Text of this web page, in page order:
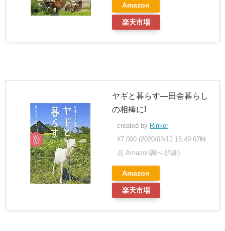
Amazon
楽天市場
ヤギと暮らす―田舎暮らし
の相棒に!
created by Rinker
¥7,000 (2020/03/12 15:49:07時
点 Amazon調べ-詳細)
Amazon
楽天市場